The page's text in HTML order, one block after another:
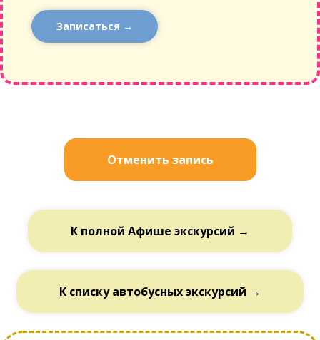
Записаться →
Отменить запись
К полной Афише экскурсий →
К списку автобусных экскурсий →